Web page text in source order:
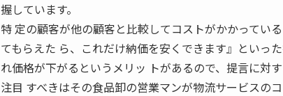
握しています。
特 定の顧客が他の顧客と比較してコストがかかってい
てもらえた ら、これだけ納価を安くできます』とい
れ価格が下がるというメリッ トがあるので、提言に対す
注目 すべきはその食品卸の営業マンが物流サービスの